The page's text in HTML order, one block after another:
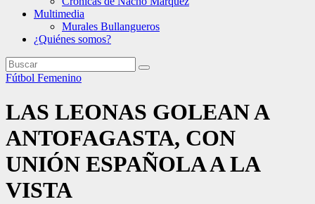
Multimedia
Murales Bullangueros
¿Quiénes somos?
Fútbol Femenino
LAS LEONAS GOLEAN A
ANTOFAGASTA, CON
UNIÓN ESPAÑOLA A LA
VISTA